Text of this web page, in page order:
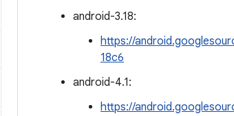
android-3.18:
https://
18c6
android-4.1:
https://